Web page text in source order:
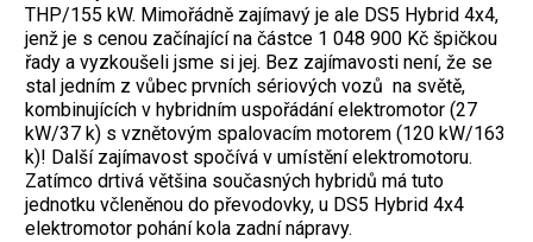
THP/155 kW. Mimořádně zajímavý je ale DS5 Hybrid 4x4,
jenž je s cenou začínající na částce 1 048 900 Kč špičkou
řady a vyzkoušeli jsme si jej. Bez zajímavosti není, že se
stal jedním z vůbec prvních sériových vozů na světě,
kombinujících v hybridním uspořádání elektromotor (27
kW/37 k) s vznětovým spalovacím motorem (120 kW/163
k)! Další zajímavost spočívá v umístění elektromotoru.
Zatímco drtivá většina současných hybridů má tuto
jednotku včleněnou do převodovky, u DS5 Hybrid 4x4
elektromotor pohání kola zadní nápravy.